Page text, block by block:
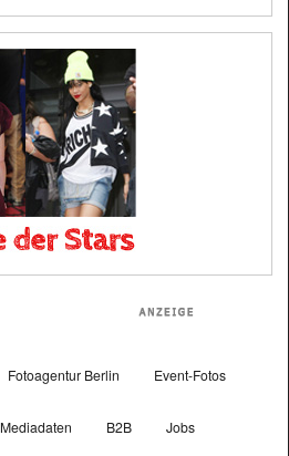
Fotoagentur Berlin Event-Fotos
Mediadaten B2B Jobs